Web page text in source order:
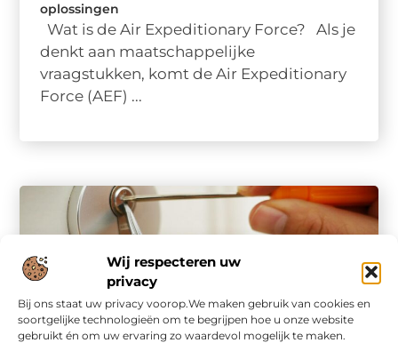
Wij respecteren uw
privacy
Bij ons staat uw privacy voorop.We maken gebruik van cookies en
soortgelijke technologieën om te begrijpen hoe u onze website
gebruikt én om uw ervaring zo waardevol mogelijk te maken.
oplossingen
Wat is de Air Expeditionary Force? Als je
denkt aan maatschappelijke
vraagstukken, komt de Air Expeditionary
Force (AEF) ...